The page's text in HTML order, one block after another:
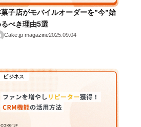
子店がモバイルオーダーを”今”始
べき理由5選
Cake.jp magazine2025.09.04
ビジネス